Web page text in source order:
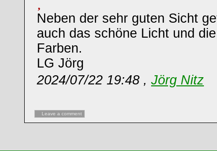
Neben der sehr guten Sicht
auch das schöne Licht und
Farben.
LG Jörg
2024/07/22 19:48 , Jörg Nitz
Leave a comment